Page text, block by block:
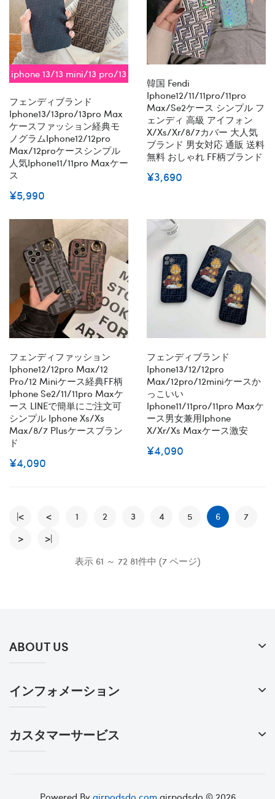
iphone 13/13 mini/13 pro/13
フェンディブランド
Iphone13/13pro/13pro Max
ケースファッション経典モ
ノグラムiphone12/12pro
Max/12proケースシンプル
人気iphone11/11pro Maxケー
ス
¥5,990
韓国 Fendi
Iphone12/11/11pro/11pro
Max/se2ケース シンプル フ
ェンディ 高級 アイフォン
X/xs/xr/8/7カバー 大人気
ブランド 男女対応 通販 送料
無料 おしゃれ FF柄ブランド
¥3,690
フェンディファッション
Iphone12/12pro Max/12
Pro/12 Miniケース経典FF柄
Iphone Se2/11/11pro Maxケ
ース LINEで簡単にご注文可
シンプル Iphone Xs/xs
Max/8/7 Plusケースブラン
ド
¥4,090
フェンディブランド
Iphone13/12/12pro
Max/12pro/12miniケースか
っこいい
Iphone11/11pro/11pro Maxケ
ース男女兼用iphone
X/xr/xs Maxケース激安
¥4,090
|< < 1 2 3 4 5 6
7
>
>|
表示 61 ～ 72 81件中 (7 ページ)
ABOUT US
インフォメーション
カスタマーサービス